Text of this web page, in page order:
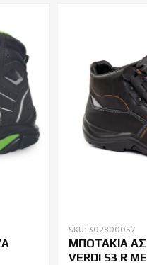
SKU: 302800057
ΜΠΟΤΑΚΙΑ
VERDI S3 R